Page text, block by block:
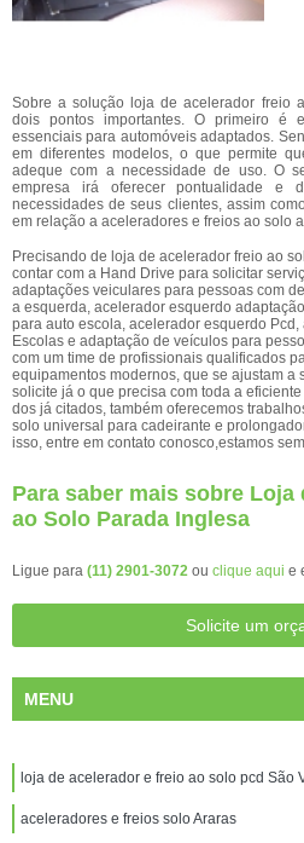
Sobre a solução loja de acelerador freio
dois pontos importantes. O primeiro é
essenciais para automóveis adaptados.
em diferentes modelos, o que permite
adeque com a necessidade de uso. O
empresa irá oferecer pontualidade e
necessidades de seus clientes, assim
em relação a aceleradores e freios ao solo
Precisando de loja de acelerador freio ao
contar com a Hand Drive para solicitar
adaptações veiculares para pessoas com
a esquerda, acelerador esquerdo
para auto escola, acelerador esquerdo
Escolas e adaptação de veículos para
com um time de profissionais qualificados
equipamentos modernos, que se ajustam a
solicite já o que precisa com toda a
dos já citados, também oferecemos
solo universal para cadeirante e
isso, entre em contato conosco,estamos
Para saber mais sobre Loja
ao Solo Parada Inglesa
Ligue para (11) 2901-3072 ou clique aqui e
Solicite um
MENU
loja de acelerador e freio ao solo pcd São
aceleradores e freios solo Araras